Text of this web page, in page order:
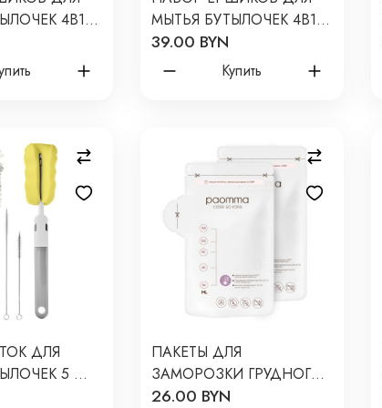
4В1
МЫТЬЯ БУТЫЛОЧЕК 4В1
PAOMMA ЦВЕТ: ZEPHYR
39.00 BYN
Купить
ДЛЯ
5 ШТ
RFD-007-
ПАКЕТЫ ДЛЯ
ЗАМОРОЗКИ ГРУДНОГО
МОЛОКА 150 МЛ 30 ШТ
26.00 BYN